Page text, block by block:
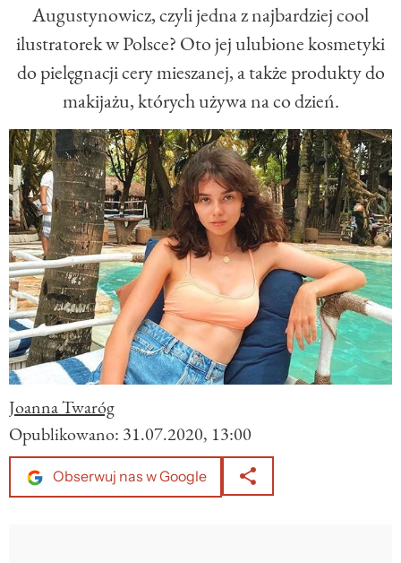
Augustynowicz, czyli jedna z najbardziej cool
ilustratorek w Polsce? Oto jej ulubione kosmetyki
do pielęgnacji cery mieszanej, a także produkty do
makijażu, których używa na co dzień.
Joanna Twaróg
Opublikowano: 31.07.2020, 13:00
Obserwuj nas w Google